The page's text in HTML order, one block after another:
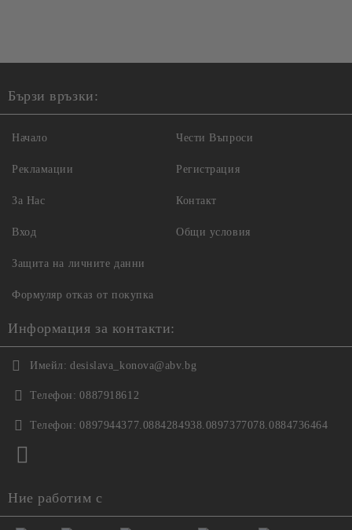
Бързи връзки:
Начало
Рекламации
За Нас
Вход
Чести Въпроси
Регистрация
Контакт
Общи условия
Защита на личните данни
Формуляр отказ от покупка
Информация за контакти:
Имейл: desislava_konova@abv.bg
Телефон: 0887918612
Телефон: 0897944377.0884284938.0897377078.0884736464
Ние работим с